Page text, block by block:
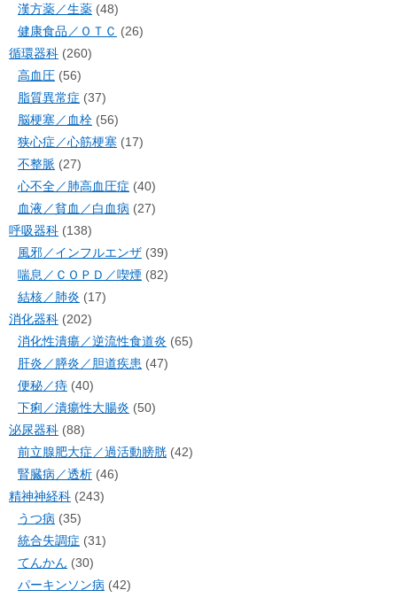
漢方薬／生薬 (48)
健康食品／ＯＴＣ (26)
循環器科 (260)
高血圧 (56)
脂質異常症 (37)
脳梗塞／血栓 (56)
狭心症／心筋梗塞 (17)
不整脈 (27)
心不全／肺高血圧症 (40)
血液／貧血／白血病 (27)
呼吸器科 (138)
風邪／インフルエンザ (39)
喘息／ＣＯＰＤ／喫煙 (82)
結核／肺炎 (17)
消化器科 (202)
消化性潰瘍／逆流性食道炎 (65)
肝炎／膵炎／胆道疾患 (47)
便秘／痔 (40)
下痢／潰瘍性大腸炎 (50)
泌尿器科 (88)
前立腺肥大症／過活動膀胱 (42)
腎臓病／透析 (46)
精神神経科 (243)
うつ病 (35)
統合失調症 (31)
てんかん (30)
パーキンソン病 (42)